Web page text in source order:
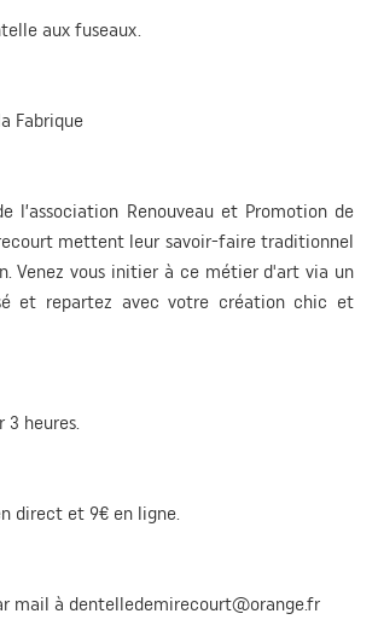
aux fuseaux.
Fabrique
l’association Renouveau et Promotion de
mettent leur savoir-faire traditionnel
Venez vous initier à ce métier d'art via un
et repartez avec votre création chic et
3 heures.
direct et 9€ en ligne.
mail à dentelledemirecourt@orange.fr